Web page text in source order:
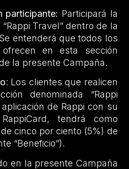
participante: Participará la
Travel” dentro de la
entenderá que todos los
en esta sección
la presente Campaña.
: Los clientes que realicen
denominada “Rappi
de Rappi con su
tendrá como
cinco por ciento (5%) de
“Beneficio”).
en la presente Campaña